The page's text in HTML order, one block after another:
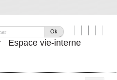
Ok
Espace vie-interne